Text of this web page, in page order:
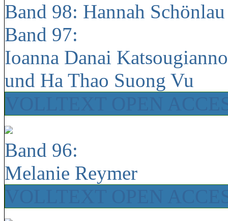
Band 98: Hannah
Band 97:
Ioanna Danai
und Ha Thao Suong Vu
Band 96:
Melanie Reymer